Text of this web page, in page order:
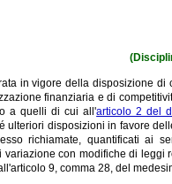
in vigore della disposizione di
finanziaria e di
a quelli di cui all'articolo 2 del
ulteriori disposizioni in favore
richiamate, quantificati ai
variazione con modifiche di
9, comma 28, del